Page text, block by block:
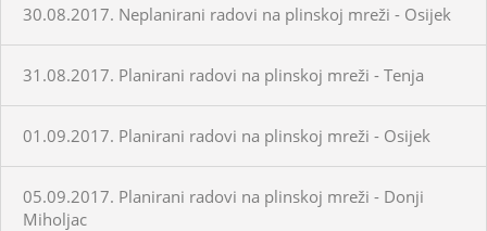
30.08.2017. Neplanirani radovi na plinskoj mreži - Osijek
31.08.2017. Planirani radovi na plinskoj mreži - Tenja
01.09.2017. Planirani radovi na plinskoj mreži - Osijek
05.09.2017. Planirani radovi na plinskoj mreži - Donji
Miholjac